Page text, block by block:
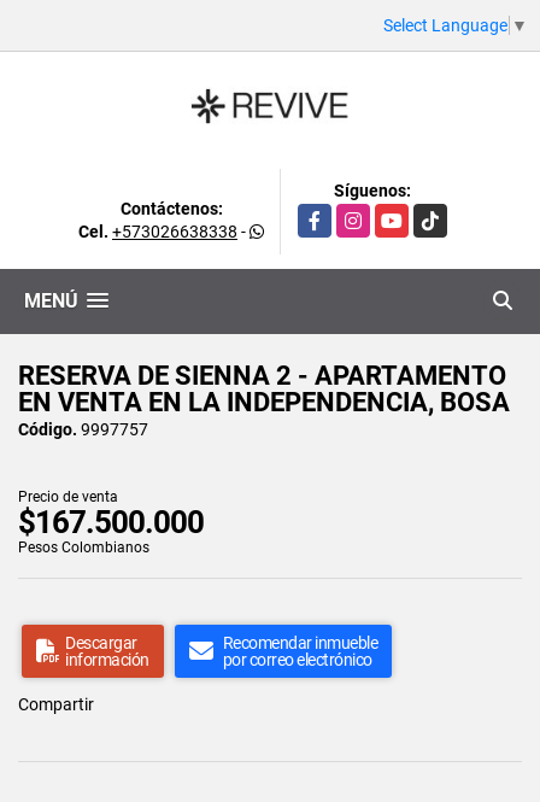
Select Language ▼
Contáctenos:
Cel. +573026638338 -
Síguenos:
FacebookInstagramYouTubeTikTok
MENÚ
RESERVA DE SIENNA 2 - APARTAMENTO
EN VENTA EN LA INDEPENDENCIA, BOSA
Código. 9997757
Precio de venta
$167.500.000
Pesos Colombianos
Descargar
información
Recomendar inmueble
por correo electrónico
Compartir